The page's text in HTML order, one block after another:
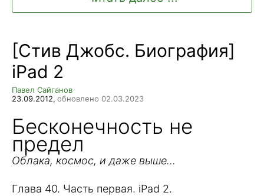
[Стив Джобс. Биография]
iPad 2
Павел Сайганов
23.09.2012, обновлено 02.03.2023
Бесконечность не
предел
Облака, космос, и даже выше…
Глава 40. Часть первая. iPad 2.